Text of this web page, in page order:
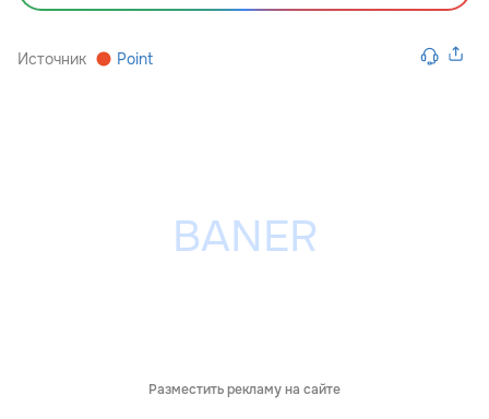
Источник Point
Разместить рекламу на сайте